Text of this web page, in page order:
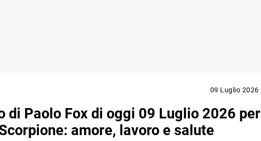
09 Luglio 2026
di Paolo Fox di oggi 09 Luglio 2026 per
amore, lavoro e salute